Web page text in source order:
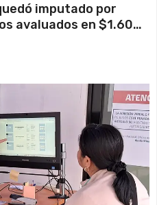
imputado por
avaluados en $1.600